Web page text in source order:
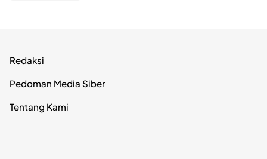
Redaksi
Pedoman Media Siber
Tentang Kami